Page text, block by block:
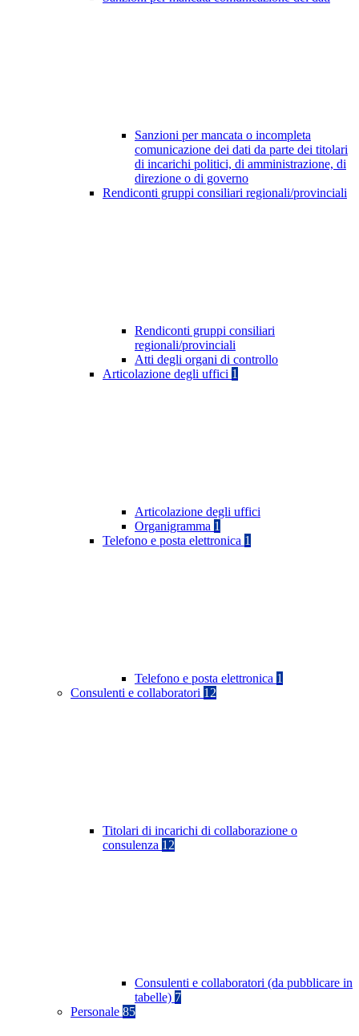
Sanzioni per mancata o incompleta
comunicazione dei dati da parte dei titolari
di incarichi politici, di amministrazione, di
direzione o di governo
Rendiconti gruppi consiliari regionali/provinciali
Rendiconti gruppi consiliari
regionali/provinciali
Atti degli organi di controllo
Articolazione degli uffici 1
Articolazione degli uffici
Organigramma 1
Telefono e posta elettronica 1
Telefono e posta elettronica 1
Consulenti e collaboratori 12
Titolari di incarichi di collaborazione o
consulenza 12
Consulenti e collaboratori (da pubblicare in
tabelle) 7
Personale 85